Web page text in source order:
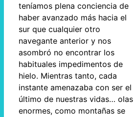
teníamos plena conciencia de
haber avanzado más hacia el
sur que cualquier otro
navegante anterior y nos
asombró no encontrar los
habituales impedimentos de
hielo. Mientras tanto, cada
instante amenazaba con ser el
último de nuestras vidas… olas
enormes, como montañas se